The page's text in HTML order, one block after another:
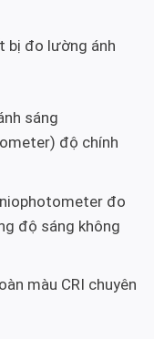
bị đo lường ánh
sáng
độ chính
đo
độ sáng không
màu CRI chuyên